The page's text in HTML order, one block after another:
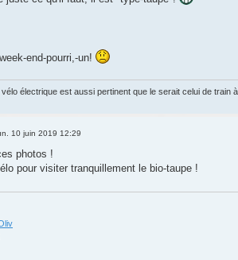
end-pourri,-un!
électrique est aussi pertinent que le serait celui de train à
10 juin 2019 12:29
photos !
pour visiter tranquillement le bio-taupe !